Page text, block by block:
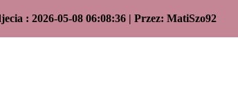
: 2026-05-08 06:08:36 | Przez: MatiSzo92